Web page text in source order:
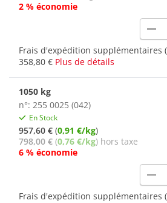
2 % économie
remove
Frais d'expédition supplémentaires
358,80 € Plus de détails
1050 kg
n°: 255 0025 (042)
En Stock
957,60 € (0,91 €/kg)
798,00 € (0,76 €/kg) hors taxe
6 % économie
remove
Frais d'expédition supplémentaires